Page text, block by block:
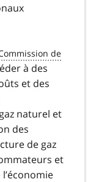
à des
et des
naturel et
des
de gaz
et